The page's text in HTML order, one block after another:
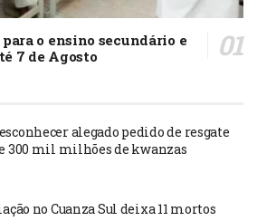
o ensino secundário e
7 de Agosto
alegado pedido de resgate
300 mil milhões de kwanzas
no Cuanza Sul deixa 11 mortos